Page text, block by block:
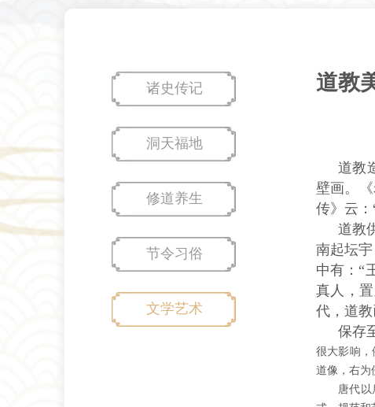
诸史传记
洞天福地
修道养生
节令习俗
文学艺术
道教
道教
壁画。
传》云：
道教
南起坛
中有：“
真人，
代，道教
保存
很大影响，
道像，右为
唐代以